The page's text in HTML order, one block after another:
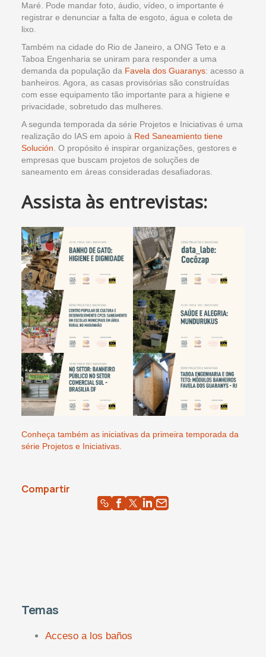
Maré. Pode mandar foto, áudio, vídeo, o importante é
registrar e denunciar a falta de esgoto, água e coleta de
lixo.
Também na cidade do Rio de Janeiro, a ONG Teto e a
Taboa Engenharia se uniram para responder a uma
demanda da população da Favela dos Guaranys: acesso a
banheiros. Agora, as casas provisórias são construídas
com esse equipamento tão importante para a higiene e
privacidade, sobretudo das mulheres.
A segunda temporada da série Projetos e Iniciativas é uma
realização do IAS em apoio à Red Saneamiento tiene
Solución . O propósito é inspirar organizações, gestores e
empresas que buscam projetos de soluções de
saneamento em áreas consideradas desafiadoras.
Assista às entrevistas:
Conheça também as iniciativas da primeira temporada da
série Projetos e Iniciativas.
Compartir
Temas
Acceso a los baños